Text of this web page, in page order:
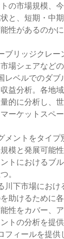
の市場規模、
と、短期・中
性があるのか
ブリッジクレー
場シェアなどの
レベルでのダブ
益分析。各地
的に分析し、
ーケットスペ
メントをタイプ
模と発展可能
トにおけるブ
。
川下市場におけ
助けるために
性をカバー、
トの分析を提供
フィールを提供